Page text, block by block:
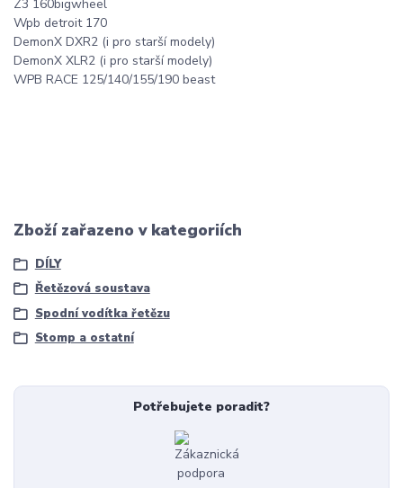
Z3 160bigwheel
Wpb detroit 170
DemonX DXR2 (i pro starší modely)
DemonX XLR2 (i pro starší modely)
WPB RACE 125/140/155/190 beast
Zboží zařazeno v kategoriích
DÍLY
Řetězová soustava
Spodní vodítka řetězu
Stomp a ostatní
Potřebujete poradit?